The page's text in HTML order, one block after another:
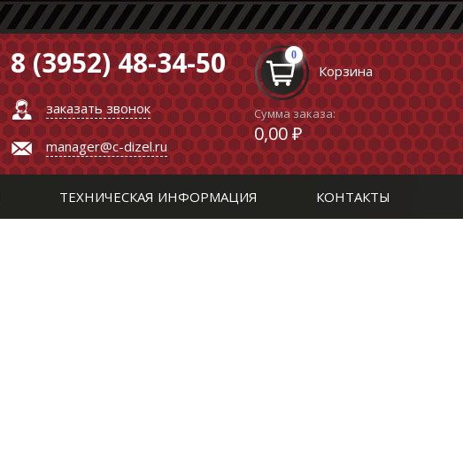
8 (3952) 48-34-50
заказать звонок
manager@c-dizel.ru
0
Корзина
Сумма заказа:
0,00 ₽
ТЕХНИЧЕСКАЯ ИНФОРМАЦИЯ КОНТАКТЫ